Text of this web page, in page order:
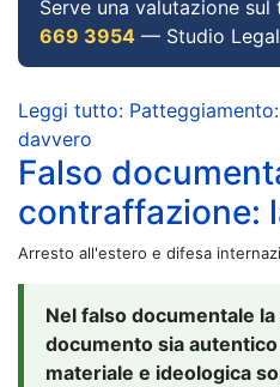
Serve una valutazione sul
669 3954 — Studio
Leggi tutto:
davvero
Falso
contraffazione:
Arresto all'estero e difesa
Nel falso documentale
documento sia
materiale e ideologica